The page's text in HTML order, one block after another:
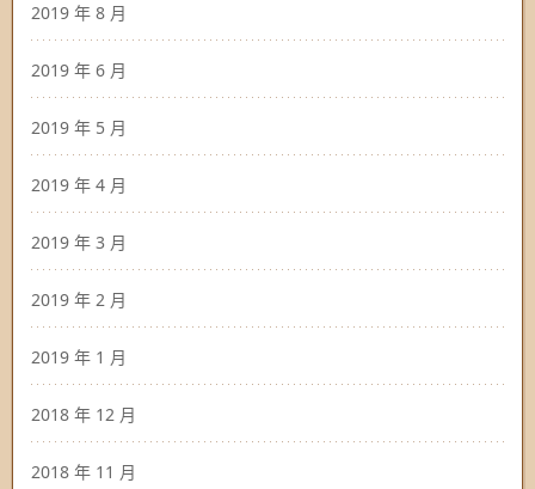
2019 年 8 月
2019 年 6 月
2019 年 5 月
2019 年 4 月
2019 年 3 月
2019 年 2 月
2019 年 1 月
2018 年 12 月
2018 年 11 月